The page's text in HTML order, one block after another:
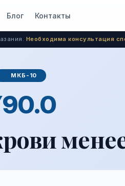
Блог Контакты
Необходима консультация
МКБ-10